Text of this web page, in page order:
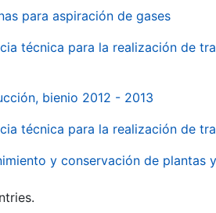
para aspiración de gases
técnica para la realización de
bienio 2012 - 2013
técnica para la realización de
y conservación de plantas